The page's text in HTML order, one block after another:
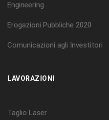
Engineering
Erogazioni Pubbliche 2020
Comunicazioni agli Investitori
LAVORAZIONI
Taglio Laser